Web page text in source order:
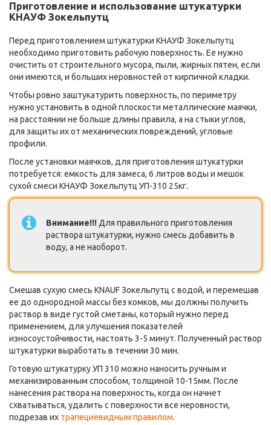
Приготовление и использование штукатурки
КНАУФ Зокельпутц
Перед приготовлением штукатурки КНАУФ Зокельпутц
необходимо приготовить рабочую поверхность. Ее нужно
очистить от строительного мусора, пыли, жирных пятен, если
они имеются, и больших неровностей от кирпичной кладки.
Чтобы ровно заштукатурить поверхность, по периметру
нужно установить в одной плоскости металлические маячки,
на расстоянии не больше длины правила, а на стыки углов,
для защиты их от механических повреждений, угловые
профили.
После установки маячков, для приготовления штукатурки
потребуется: емкость для замеса, 6 литров воды и мешок
сухой смеси КНАУФ Зокельпутц УП-310 25кг.
Внимание!!!Для правильного приготовления
раствора штукатурки, нужно смесь добавить в
воду, а не наоборот.
Смешав сухую смесь KNAUF Зокельпутц с водой, и перемешав
ее до однородной массы без комков, мы должны получить
раствор в виде густой сметаны, который нужно перед
применением, для улучшения показателей
износоустойчивости, настоять 3-5 минут. Полученный раствор
штукатурки выработать в течении 30 мин.
Готовую штукатурку УП 310 можно наносить ручным и
механизированным способом, толщиной 10-15мм. После
нанесения раствора на поверхность, когда он начнет
схватываться, удалить с поверхности все неровности,
подрезав их трапециевидным правилом.